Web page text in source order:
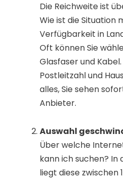
Die Reichweite ist
Wie ist die Situation
Verfügbarkeit in
Oft können Sie
Glasfaser und
Postleitzahl und
alles, Sie sehen
Anbieter.
Auswahl
Über welche
kann ich suchen?
liegt diese zwischen